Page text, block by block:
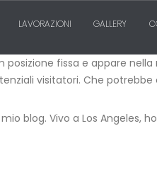
LAVORAZIONI GALLERY
fissa e appare
visitatori. Che potrebbe
blog. Vivo a Los Angeles,